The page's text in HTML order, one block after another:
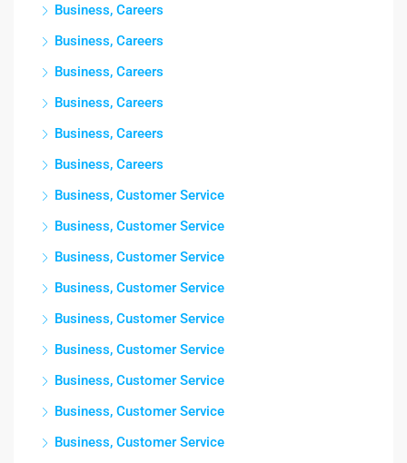
Business, Careers
Business, Careers
Business, Careers
Business, Careers
Business, Careers
Business, Careers
Business, Customer Service
Business, Customer Service
Business, Customer Service
Business, Customer Service
Business, Customer Service
Business, Customer Service
Business, Customer Service
Business, Customer Service
Business, Customer Service